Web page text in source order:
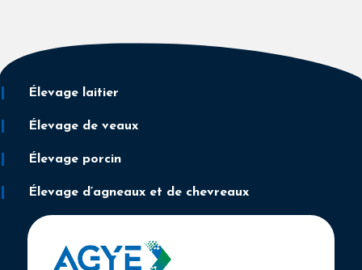
Élevage laitier
Élevage de veaux
Élevage porcin
Élevage d’agneaux et de chevreaux